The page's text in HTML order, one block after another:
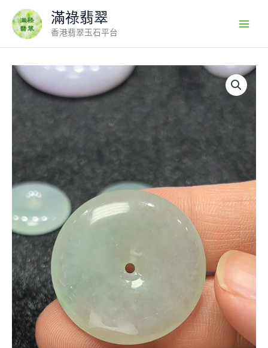
content
滿祿翡翠
香港翡翠玉石平台
玉
翠
安
吊
墜
翡
翠
直
播
#306
數
量